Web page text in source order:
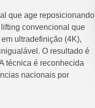
que age reposicionando
convencional que
ultradefinição (4K),
O resultado é
técnica é reconhecida
nacionais por